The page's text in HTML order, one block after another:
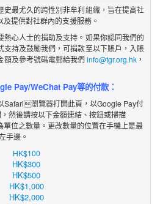
史最尤久的跨性別非牟利組織，旨在提高社
提供對社群內的支援服務。
熱心人士的捐助及支持。如果你認同我們的
支持及鼓勵我們，可捐款至以下賬戶，入賬
額及參考號碼電郵給我們info@tgr.org.hk，
Pay/WeChat Pay等的付款：
Safari瀏覽器打開此頁，以Google Pay付
然後請按以下金額連結 、 按鈕或掃描
單位之數量。更改數量的位置在手機上是最
手邊。
HK$100
HK$300
HK$500
HK$1,000
HK$2,000